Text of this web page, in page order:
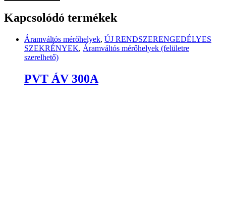
Kapcsolódó termékek
Áramváltós mérőhelyek, ÚJ RENDSZERENGEDÉLYES
SZEKRÉNYEK, Áramváltós mérőhelyek (felületre
szerelhető)
PVT ÁV 300A